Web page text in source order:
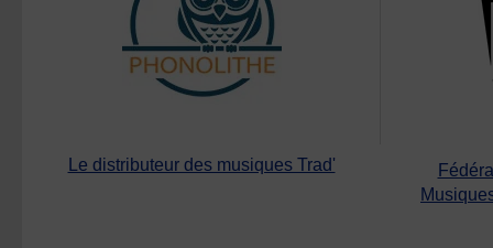
Le distributeur des musiques Trad'